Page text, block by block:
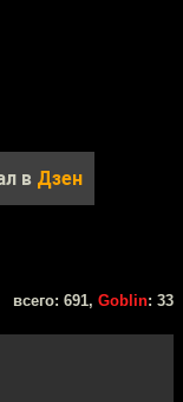
в Дзен
всего: 691, Goblin: 33